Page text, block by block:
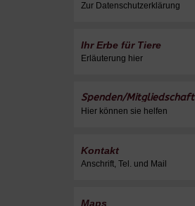
Zur Datenschutzerklärung
Ihr Erbe für Tiere
Erläuterung hier
Spenden/Mitgliedschaft
Hier können sie helfen
Kontakt
Anschrift, Tel. und Mail
Maps